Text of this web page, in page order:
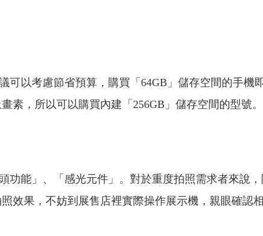
以考慮節省預算，購買「64GB」儲存空間的手機
素，所以可以購買內建「256GB」儲存空間的型號。
能」、「感光元件」。對於重度拍照需求者來說
效果，不妨到展售店裡實際操作展示機，親眼確認相